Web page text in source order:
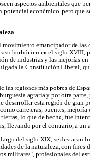
aspectos ambientales que
económico, pero que
emancipador de
borbónico en el siglo XVIII,
de industrias y las mejorías
la Constitución Liberal,
las regiones más pobres de
agraria y por otra
desarrollar esta región de gran
carreteras, puentes,
lo que de hecho, fue
llevando por el contrario, a un
del siglo XIX, se destacan
de la naturaleza, con fines
militares", profesionales del